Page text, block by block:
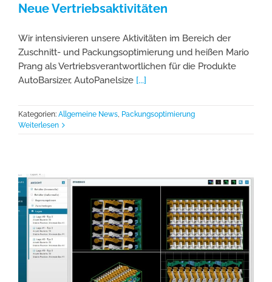
Neue Vertriebsaktivitäten
Wir intensivieren unsere Aktivitäten im Bereich der
Zuschnitt- und Packungsoptimierung und heißen Mario
Prang als Vertriebsverantwortlichen für die Produkte
AutoBarsizer, AutoPanelsize [...]
Kategorien: Allgemeine News Packungsoptimierung
Weiterlesen